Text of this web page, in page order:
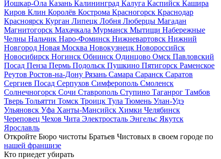
Йошкар-Ола Казань Калининград Калуга Каспийск Кашира
Киров Клин Королёв Кострома Красногорск Краснодар
Красноярск Курган Липецк Лобня Люберцы Магадан
Магнитогорск Махачкала Мурманск Мытищи Набережные
Челны Нальчик Наро-Фоминск Нижневартовск Нижний
Новгород Новая Москва Новокузнецк Новороссийск
Новосибирск Ногинск Обнинск Одинцово Омск Павловский
Посад Пенза Пермь Подольск Пушкино Пятигорск Раменское
Реутов Ростов-на-Дону Рязань Самара Саранск Саратов
Сергиев Посад Серпухов Симферополь Смоленск
Солнечногорск Сочи Ставрополь Ступино Таганрог Тамбов
Тверь Тольятти Томск Троицк Тула Тюмень Улан-Удэ
Ульяновск Уфа Ханты-Мансийск Химки Челябинск
Череповец Чехов Чита Электросталь Энгельс Якутск
Ярославль
Откройте Бюро чистоты Братьев Чистовых в своем городе по
нашей франшизе
Кто приедет убирать